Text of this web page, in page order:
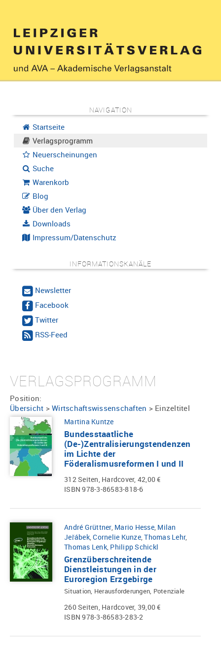
NAVIGATION
Startseite
Verlagsprogramm
Neuerscheinungen
Suche
Warenkorb
Blog
Über den Verlag
Downloads
Impressum/Datenschutz
INFORMATIONSKANÄLE
Newsletter
Facebook
Twitter
RSS-Feed
VERLAGSPROGRAMM
Position:
Übersicht > Wirtschaftswissenschaften > Einzeltitel
Martina Kuntze
Bundesstaatliche
(De-)Zentralisierungstendenzen
im Lichte der
Föderalismusreformen I und II
312 Seiten, Hardcover, 42,00 €
ISBN 978-3-86583-818-6
André Grüttner, Mario Hesse, Milan
Jeřábek,Cornelie Kunze,Thomas Lehr,
Thomas Lenk, Philipp Schickl
Grenzüberschreitende
Dienstleistungen in der
Euroregion Erzgebirge
Situation, Herausforderungen, Potenziale
260 Seiten, Hardcover, 39,00 €
ISBN 978-3-86583-283-2